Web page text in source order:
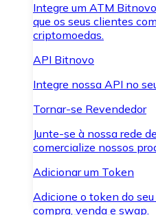
Integre um ATM
que os seus clientes
criptomoedas.
API Bitnovo
Integre nossa API no
Tornar-se Revendedor
Junte-se à nossa rede
comercialize nossos
Adicionar um Token
Adicione o token do
compra, venda e swap.